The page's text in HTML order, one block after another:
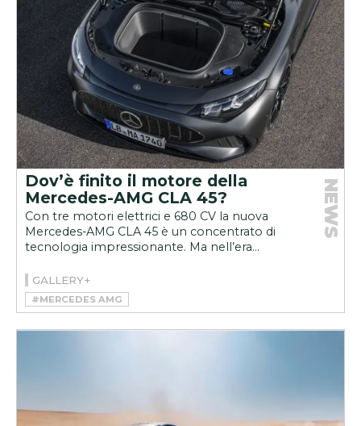
Dov’è finito il motore della
Mercedes-AMG CLA 45?
Con tre motori elettrici e 680 CV la nuova
Mercedes-AMG CLA 45 è un concentrato di
tecnologia impressionante. Ma nell’era...
NEWS
GALLERY+
#MERCEDES AMG
#MERCEDES-AMG CLA 45 4MATIC+